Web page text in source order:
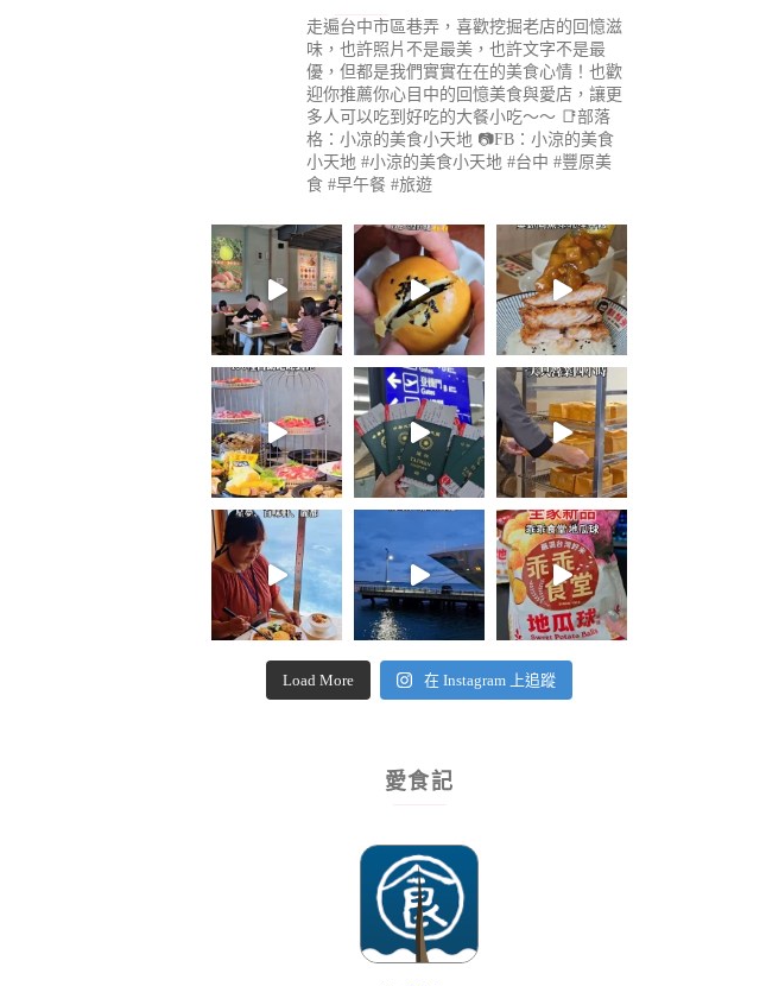
走遍台中市區巷弄，喜歡挖掘老店的回憶滋
味，也許照片不是最美，也許文字不是最
優，但都是我們實實在在的美食心情！也歡
迎你推薦你心目中的回憶美食與愛店，讓更
多人可以吃到好吃的大餐小吃～～ 📑部落
格：小凉的美食小天地 📷FB：小涼的美食
小天地 #小涼的美食小天地 #台中 #豐原美
食 #早午餐 #旅遊
Load More 在 Instagram 上追蹤
愛食記